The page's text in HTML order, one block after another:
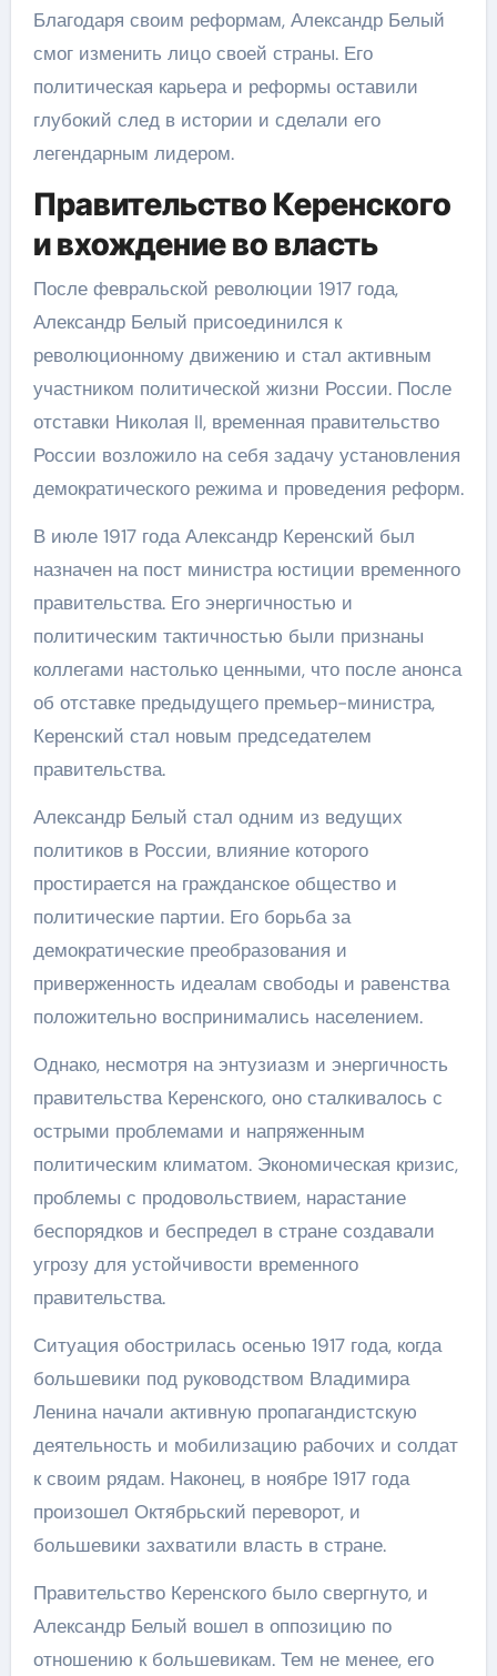
Благодаря своим реформам, Александр Белый
смог изменить лицо своей страны. Его
политическая карьера и реформы оставили
глубокий след в истории и сделали его
легендарным лидером.
Правительство Керенского
и вхождение во власть
После февральской революции 1917 года,
Александр Белый присоединился к
революционному движению и стал активным
участником политической жизни России. После
отставки Николая II, временная правительство
России возложило на себя задачу установления
демократического режима и проведения реформ.
В июле 1917 года Александр Керенский был
назначен на пост министра юстиции временного
правительства. Его энергичностью и
политическим тактичностью были признаны
коллегами настолько ценными, что после анонса
об отставке предыдущего премьер-министра,
Керенский стал новым председателем
правительства.
Александр Белый стал одним из ведущих
политиков в России, влияние которого
простирается на гражданское общество и
политические партии. Его борьба за
демократические преобразования и
приверженность идеалам свободы и равенства
положительно воспринимались населением.
Однако, несмотря на энтузиазм и энергичность
правительства Керенского, оно сталкивалось с
острыми проблемами и напряженным
политическим климатом. Экономическая кризис,
проблемы с продовольствием, нарастание
беспорядков и беспредел в стране создавали
угрозу для устойчивости временного
правительства.
Ситуация обострилась осенью 1917 года, когда
большевики под руководством Владимира
Ленина начали активную пропагандистскую
деятельность и мобилизацию рабочих и солдат
к своим рядам. Наконец, в ноябре 1917 года
произошел Октябрьский переворот, и
большевики захватили власть в стране.
Правительство Керенского было свергнуто, и
Александр Белый вошел в оппозицию по
отношению к большевикам. Тем не менее, его